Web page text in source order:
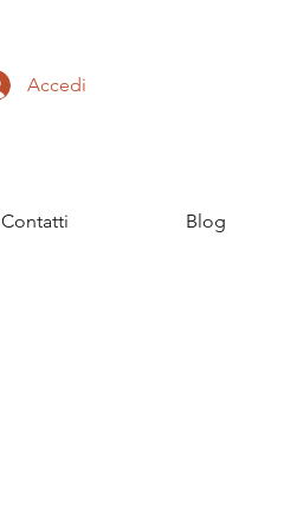
Accedi
Contatti Blog